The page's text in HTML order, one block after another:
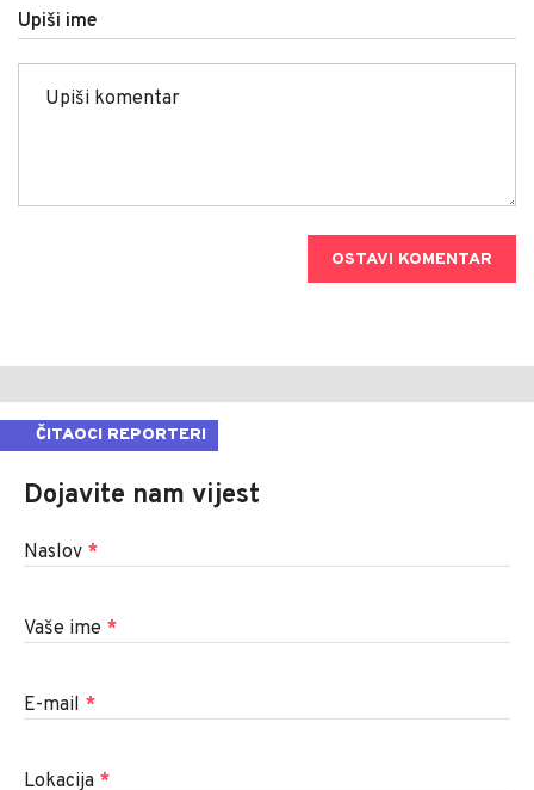
Upiši ime
OSTAVI KOMENTAR
ČITAOCI REPORTERI
Dojavite nam vijest
Naslov *
Vaše ime *
E-mail *
Lokacija *